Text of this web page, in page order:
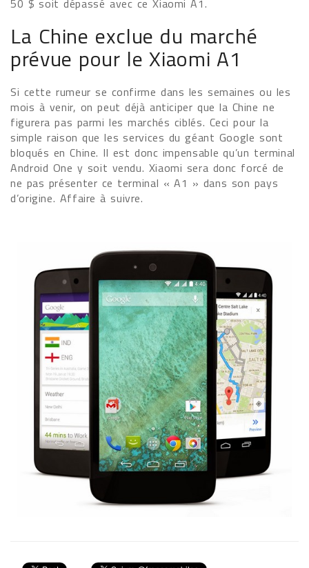
50 $ soit dépassé avec ce Xiaomi A1.
La Chine exclue du marché
prévue pour le Xiaomi A1
Si cette rumeur se confirme dans les semaines ou les
mois à venir, on peut déjà anticiper que la Chine ne
figurera pas parmi les marchés ciblés. Ceci pour la
simple raison que les services du géant Google sont
bloqués en Chine. Il est donc impensable qu’un terminal
Android One y soit vendu. Xiaomi sera donc forcé de
ne pas présenter ce terminal « A1 » dans son pays
d’origine. Affaire à suivre.